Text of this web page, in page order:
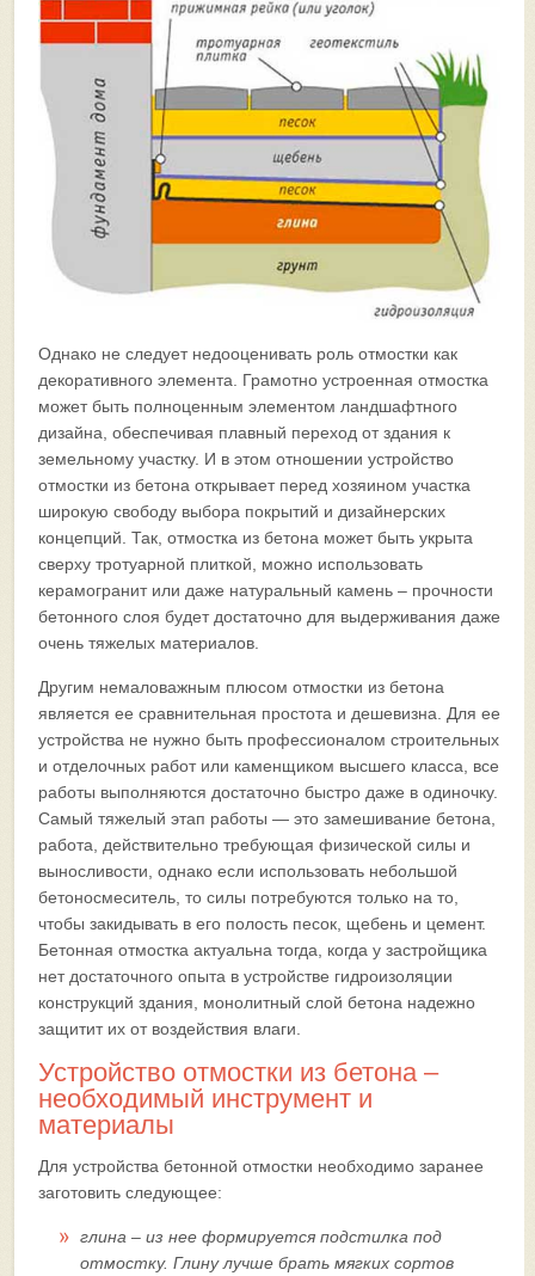
Однако не следует недооценивать роль отмостки как
декоративного элемента. Грамотно устроенная отмостка
может быть полноценным элементом ландшафтного
дизайна, обеспечивая плавный переход от здания к
земельному участку. И в этом отношении устройство
отмостки из бетона открывает перед хозяином участка
широкую свободу выбора покрытий и дизайнерских
концепций. Так, отмостка из бетона может быть укрыта
сверху тротуарной плиткой, можно использовать
керамогранит или даже натуральный камень – прочности
бетонного слоя будет достаточно для выдерживания даже
очень тяжелых материалов.
Другим немаловажным плюсом отмостки из бетона
является ее сравнительная простота и дешевизна. Для ее
устройства не нужно быть профессионалом строительных
и отделочных работ или каменщиком высшего класса, все
работы выполняются достаточно быстро даже в одиночку.
Самый тяжелый этап работы — это замешивание бетона,
работа, действительно требующая физической силы и
выносливости, однако если использовать небольшой
бетоносмеситель, то силы потребуются только на то,
чтобы закидывать в его полость песок, щебень и цемент.
Бетонная отмостка актуальна тогда, когда у застройщика
нет достаточного опыта в устройстве гидроизоляции
конструкций здания, монолитный слой бетона надежно
защитит их от воздействия влаги.
Устройство отмостки из бетона –
необходимый инструмент и
материалы
Для устройства бетонной отмостки необходимо заранее
заготовить следующее:
глина – из нее формируется подстилка под
отмостку. Глину лучше брать мягких сортов